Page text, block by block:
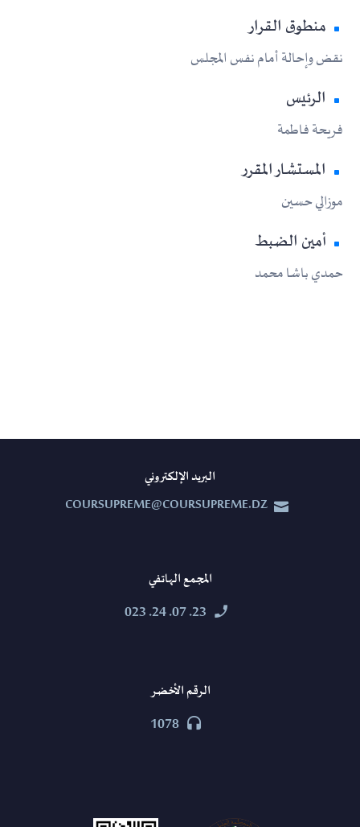
منطوق القرار
نقض وإحالة أمام نفس المجلس
الرئيس
فريحة فاطمة
المستشار المقرر
موزالي حسين
أمين الضبط
حمدي باشا محمد
البريد الإلكتروني


COURSUPREME@COURSUPREME.DZ
المجمع الهاتفي


23. 07. 24. 023
الرقم الأخضر


1078